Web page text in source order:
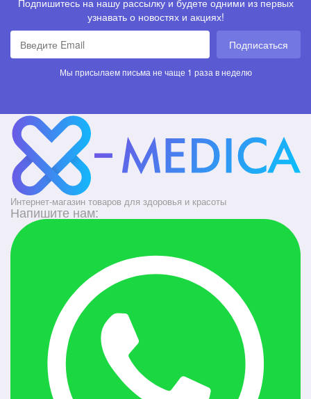
Подпишитесь на нашу рассылку и будете одними из первых
узнавать о новостях и акциях!
Подписаться
Мы присылаем письма не чаще 1 раза в неделю
Интернет-магазин товаров для здоровья и красоты
Напишите нам: